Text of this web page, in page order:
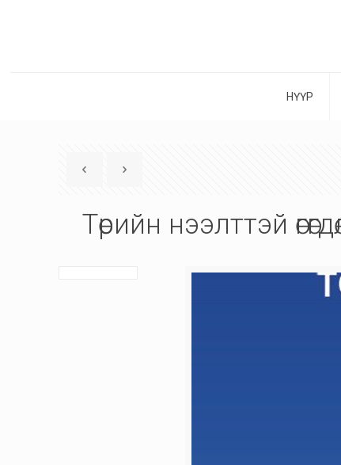
НҮҮР
Төрийн нээлттэй